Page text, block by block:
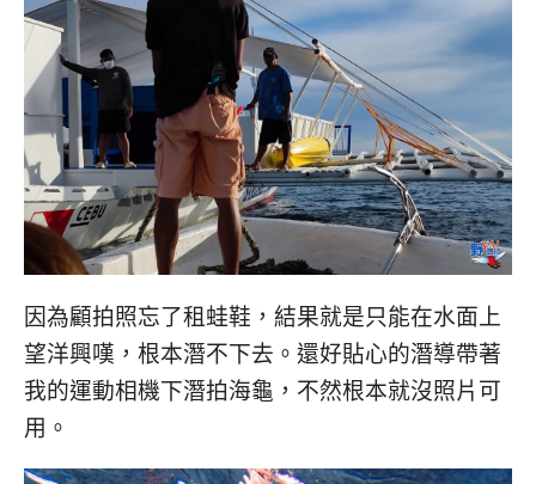
因為顧拍照忘了租蛙鞋，結果就是只能在水面上
望洋興嘆，根本潛不下去。還好貼心的潛導帶著
我的運動相機下潛拍海龜，不然根本就沒照片可
用。